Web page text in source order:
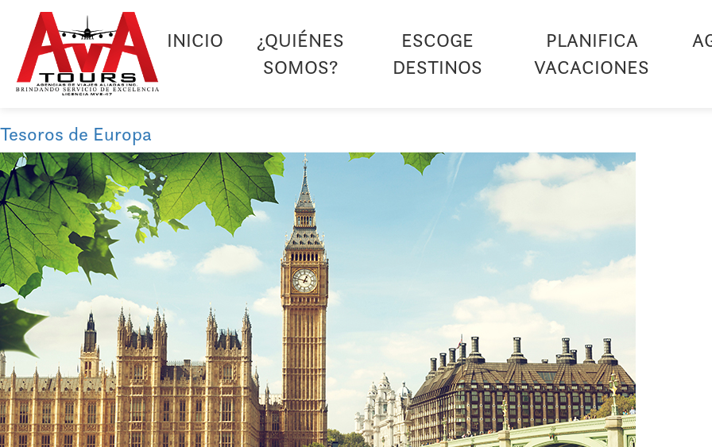
INICIO
¿QUIÉNES
SOMOS?
ESCOGE
DESTINOS
PLANIFICA
VACACIONES
Tesoros de Europa